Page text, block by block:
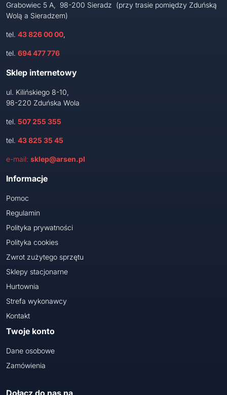
Grabowiec 5 A, 98-200 Sieradz (przy trasie pomiędzy Zduńską
Wolą a Sieradzem)
tel. 43 826 00 00,
tel. 694 477 776
Sklep internetowy
ul. Kilińskiego 8-10,
98-220 Zduńska Wola
tel. 507 255 355
tel. 43 825 35 45
e-mail: sklep@arsen.pl
Informacje
Pomoc
Regulamin
Polityka prywatności
Polityka cookies
Zwrot zużytego sprzętu
Sklepy stacjonarne
Hurtownia
Strefa wykonawcy
Kontakt
Twoje konto
Dane osobowe
Zamówienia